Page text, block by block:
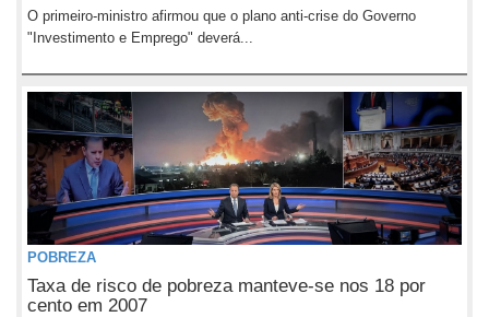
O primeiro-ministro afirmou que o plano anti-crise do Governo
"Investimento e Emprego" deverá...
POBREZA
Taxa de risco de pobreza manteve-se nos 18 por
cento em 2007